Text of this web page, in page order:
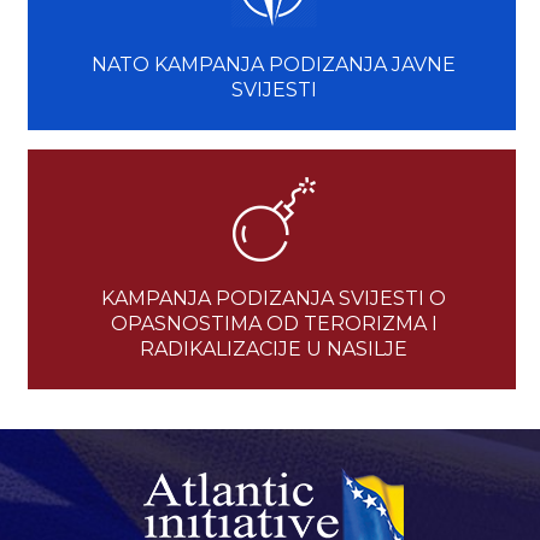
NATO KAMPANJA PODIZANJA JAVNE
SVIJESTI
KAMPANJA PODIZANJA SVIJESTI O
OPASNOSTIMA OD TERORIZMA I
RADIKALIZACIJE U NASILJE